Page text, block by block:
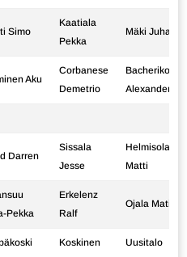
Simo
Kaatiala
Pekka
Mäki Juha
Aku
Corbanese
Demetrio
Bacherikov
Alexander
Darren
Sissala
Jesse
Helmisola
Matti
Pekka
Erkelenz
Ralf
Ojala Matias
Koskinen
Uusitalo